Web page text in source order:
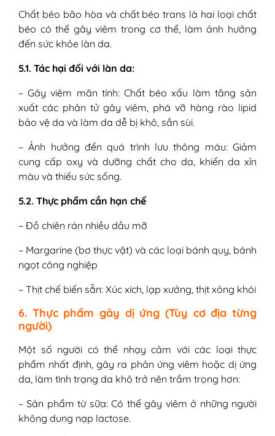
Chất béo bão hòa và chất béo trans là hai loại chất
béo có thể gây viêm trong cơ thể, làm ảnh hưởng
đến sức khỏe làn da.
5.1. Tác hại đối với làn da:
– Gây viêm mãn tính: Chất béo xấu làm tăng sản
xuất các phân tử gây viêm, phá vỡ hàng rào lipid
bảo vệ da và làm da dễ bị khô, sần sùi.
– Ảnh hưởng đến quá trình lưu thông máu: Giảm
cung cấp oxy và dưỡng chất cho da, khiến da xỉn
màu và thiếu sức sống.
5.2. Thực phẩm cần hạn chế
– Đồ chiên rán nhiều dầu mỡ
– Margarine (bơ thực vật) và các loại bánh quy, bánh
ngọt công nghiệp
– Thịt chế biến sẵn: Xúc xích, lạp xưởng, thịt xông khói
6. Thực phẩm gây dị ứng (Tùy cơ địa từng
người)
Một số người có thể nhạy cảm với các loại thực
phẩm nhất định, gây ra phản ứng viêm hoặc dị ứng
da, làm tình trạng da khô trở nên trầm trọng hơn:
– Sản phẩm từ sữa: Có thể gây viêm ở những người
không dung nạp lactose.